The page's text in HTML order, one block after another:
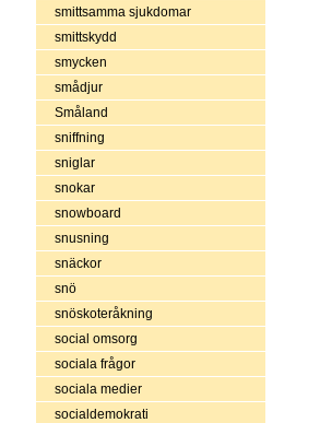
smittsamma sjukdomar
smittskydd
smycken
smådjur
Småland
sniffning
sniglar
snokar
snowboard
snusning
snäckor
snö
snöskoteråkning
social omsorg
sociala frågor
sociala medier
socialdemokrati